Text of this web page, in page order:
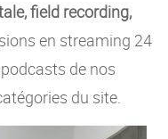
field recording,
en streaming 24
de nos
du site.